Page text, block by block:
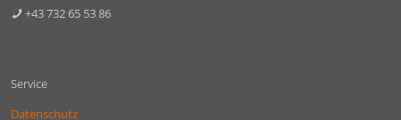
+43 732 65 53 86
Service
Datenschutz